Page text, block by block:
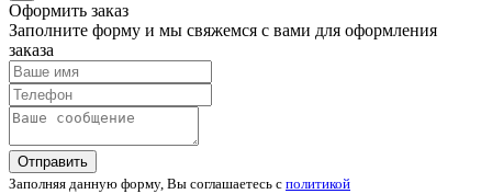
Оформить заказ
Заполните форму и мы свяжемся с вами для оформления
заказа
Отправить
Заполняя данную форму, Вы соглашаетесь с политикой